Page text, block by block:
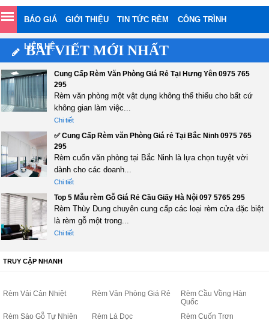
BÁO GIÁ GIỚI THIỆU TIN TỨC RÈM CÔNG TRÌNH
LIÊN HỆ
BÀI VIẾT MỚI NHẤT
Cung Cấp Rèm Văn Phòng Giá Rẻ Tại Hưng Yên 0975 765
295
Rèm văn phòng một vật dụng không thể thiếu cho bất cứ
không gian làm việc...
Chi tiết
✅ Cung Cấp Rèm văn Phòng Giá rẻ Tại Bắc Ninh 0975 765
295
Rèm cuốn văn phòng tại Bắc Ninh là lựa chọn tuyệt vời
dành cho các doanh...
Chi tiết
Top 5 Mẫu rèm Gỗ Giá Rẻ Cầu Giấy Hà Nội 097 5765 295
Rèm Thùy Dung chuyên cung cấp các loại rèm cửa đặc biệt
là rèm gỗ một trong...
Chi tiết
TRUY CẬP NHANH
Rèm Vải Cản Nhiệt Rèm Văn Phòng Giá Rẻ
Rèm Cầu Vồng Hàn
Quốc
Rèm Sáo Gỗ Tự Nhiên
Rèm Lá Dọc
Rèm Cuốn Trơn